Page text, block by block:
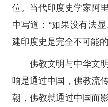
位。当代印度史学家阿
中写道：“如果没有法
建印度史是完全不可能
佛教文明与中华文
响是通过中国，佛教流
朝，佛教就通过中国而